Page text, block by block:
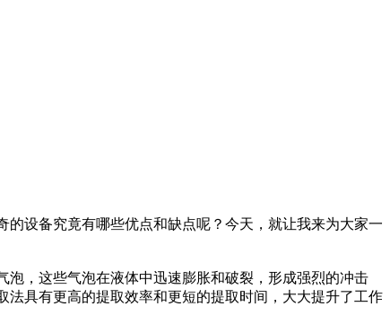
设备究竟有哪些优点和缺点呢？今天，就让我来为大家一
，这些气泡在液体中迅速膨胀和破裂，形成强烈的冲击
具有更高的提取效率和更短的提取时间，大大提升了工作